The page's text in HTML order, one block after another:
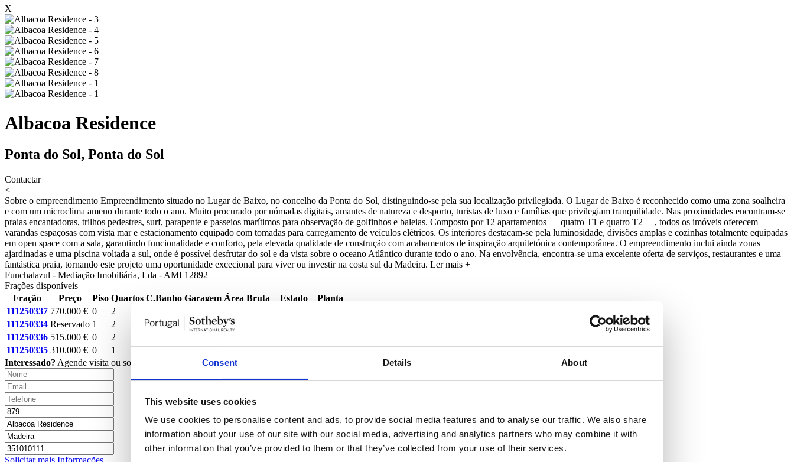
Consent Details About
This website uses cookies
We use cookies to personalise content and ads, to provide social media features and to analyse our traffic. We also share
information about your use of our site with our social media, advertising and analytics partners who may combine it with
other information that you’ve provided to them or that they’ve collected from your use of their services.
X
Albacoa Residence
Ponta do Sol, Ponta do Sol
Contactar
<
Sobre o empreendimento Empreendimento situado no Lugar de Baixo, no concelho da Ponta do Sol, distinguindo-se pela sua localização privilegiada. O Lugar de Baixo é reconhecido como uma zona soalheira
e com um microclima ameno durante todo o ano. Muito procurado por nómadas digitais, amantes de natureza e desporto, turistas de luxo e famílias que privilegiam tranquilidade. Nas proximidades encontram-se
praias encantadoras, trilhos pedestres, surf, parapente e passeios marítimos para observação de golfinhos e baleias. Composto por 12 apartamentos — quatro T1 e quatro T2 —, todos os imóveis oferecem
varandas espaçosas com vista mar e estacionamento equipado com tomadas para carregamento de veículos elétricos. Os interiores destacam-se pela luminosidade, divisões amplas e cozinhas totalmente equipadas
em open space com a sala, garantindo funcionalidade e conforto, pela elevada qualidade de construção com acabamentos de inspiração arquitetónica contemporânea. O empreendimento inclui ainda zonas
ajardinadas e uma piscina voltada a sul, onde é possível desfrutar do sol e da vista sobre o oceano Atlântico durante todo o ano. Na envolvência, encontra-se uma excelente oferta de serviços, restaurantes e uma
fantástica praia, tornando este projeto uma oportunidade excecional para viver ou investir na costa sul da Madeira. Ler mais +
Funchalazul - Mediação Imobiliária, Lda - AMI 12892
Frações disponíveis
Fração
Preço Piso Quartos C.Banho Garagem Área Bruta Estado
Planta
111250337 770.000 € 0 2
111250334 Reservado 1 2 2 120m²
111250336 515.000 € 0 2
111250335 310.000 € 0 1 1 1 71m² Construção Ver
Interessado? Agende visita ou solicite mais informações.
Solicitar mais Informações